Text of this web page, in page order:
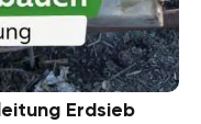
Erdsieb